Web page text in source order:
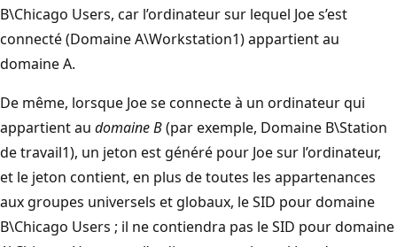
B\Chicago Users, car l’ordinateur sur lequel Joe s’est
connecté (Domaine A\Workstation1) appartient au
domaine A.
De même, lorsque Joe se connecte à un ordinateur qui
appartient au domaine B(par exemple, Domaine B\Station
de travail1), un jeton est généré pour Joe sur l’ordinateur,
et le jeton contient, en plus de toutes les appartenances
aux groupes universels et globaux, le SID pour domaine
B\Chicago Users ; il ne contiendra pas le SID pour domaine